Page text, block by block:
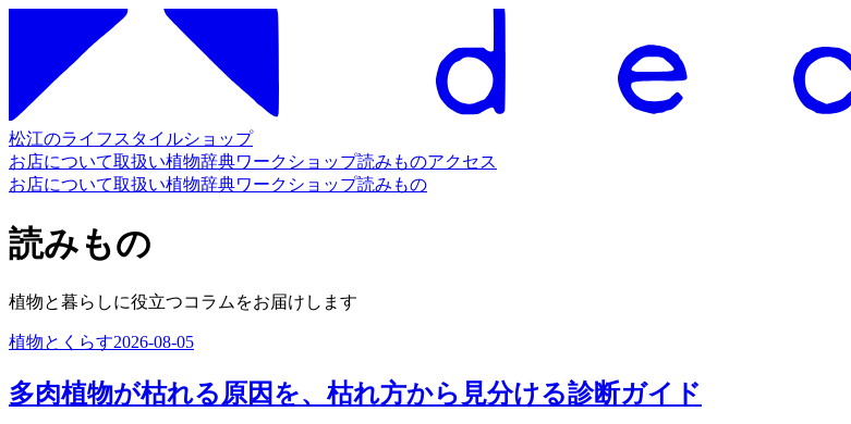
松江のライフスタイルショップ
お店について取扱い植物辞典ワークショップ読みものアクセス
お店について取扱い植物辞典ワークショップ読みもの
読みもの
植物と暮らしに役立つコラムをお届けします
植物とくらす2026-08-05
多肉植物が枯れる原因を、枯れ方から見分ける診断ガイド